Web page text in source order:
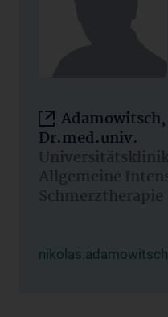
Dr.med.univ.
Allgemeine
Schmerztherapie